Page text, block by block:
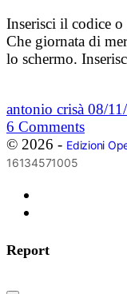
Inserisci il codice o
Che giornata di
lo schermo.
antonio crisà 08/
6 Comments
© 2026 - Edizioni
16134571005
Report